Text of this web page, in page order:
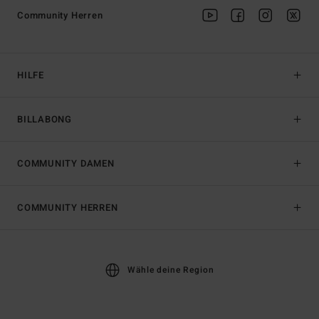
HILFE
BILLABONG
Community Herren
COMMUNITY DAMEN
COMMUNITY HERREN
Wähle deine Region